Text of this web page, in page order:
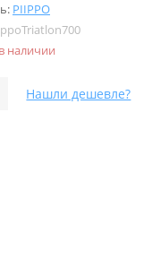
PIIPPO
наличии
Нашли дешевле?